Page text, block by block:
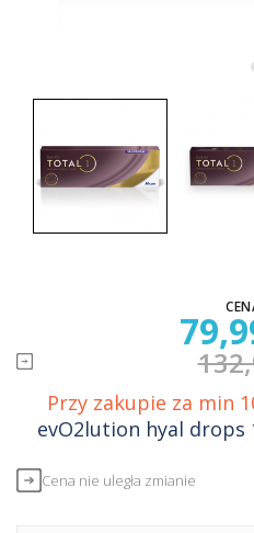
Przy zakupie za min
evO2lution hyal drops
Cena nie uległa zmianie